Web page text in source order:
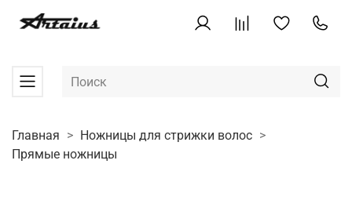
Главная
Ножницы для стрижки волос
Прямые ножницы